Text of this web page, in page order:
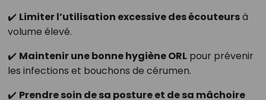
✔️ Limiter l’utilisation excessive des écouteursà
volume élevé.
✔️ Maintenir une bonne hygiène ORLpour prévenir
les infections et bouchons de cérumen.
✔️ Prendre soin de sa posture et de sa mâchoire